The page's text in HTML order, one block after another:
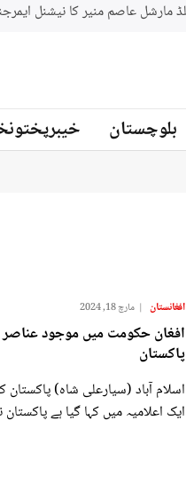
بلوچستان
افغانستان مارچ 18, 2024
افغان حکومت میں موجود
پاکستان
اسلام آباد (سیارعلی شاہ)
ایک اعلامیہ میں کہا گیا ہے